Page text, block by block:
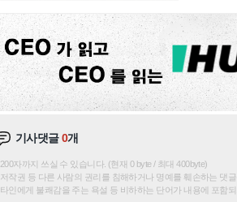
기사댓글0개
200자까지 쓰실 수 있습니다. (현재 0 byte / 최대 400byte)
저작권 등 다른 사람의 권리를 침해하거나 명예를 훼손하는 댓
타인에게 불쾌감을 주는 욕설 등 비하하는 단어가 내용에 포함